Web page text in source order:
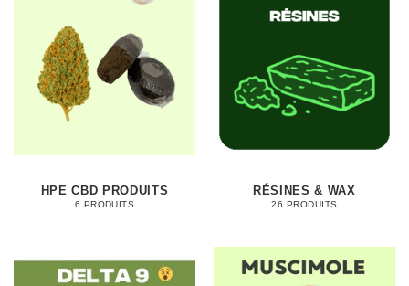
HPE CBD PRODUITS
6 PRODUITS
RÉSINES & WAX
26 PRODUITS